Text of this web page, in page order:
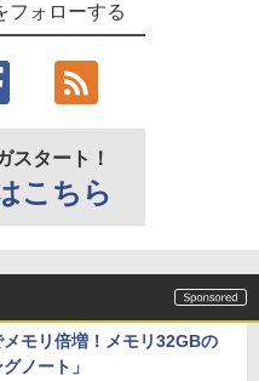
フォローする
スタート！
こちら
モリ倍増！メモリ32GBの
ノート」